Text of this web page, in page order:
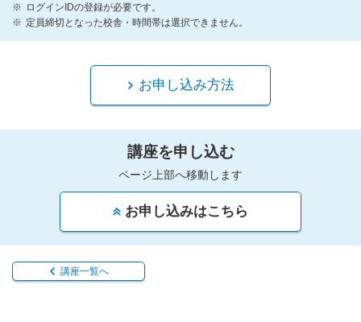
ログインIDの登録が必要です。
定員締切となった校舎・時間帯は選択できません。
お申し込み方法
講座を申し込む
ページ上部へ移動します
お申し込みはこちら
講座一覧へ